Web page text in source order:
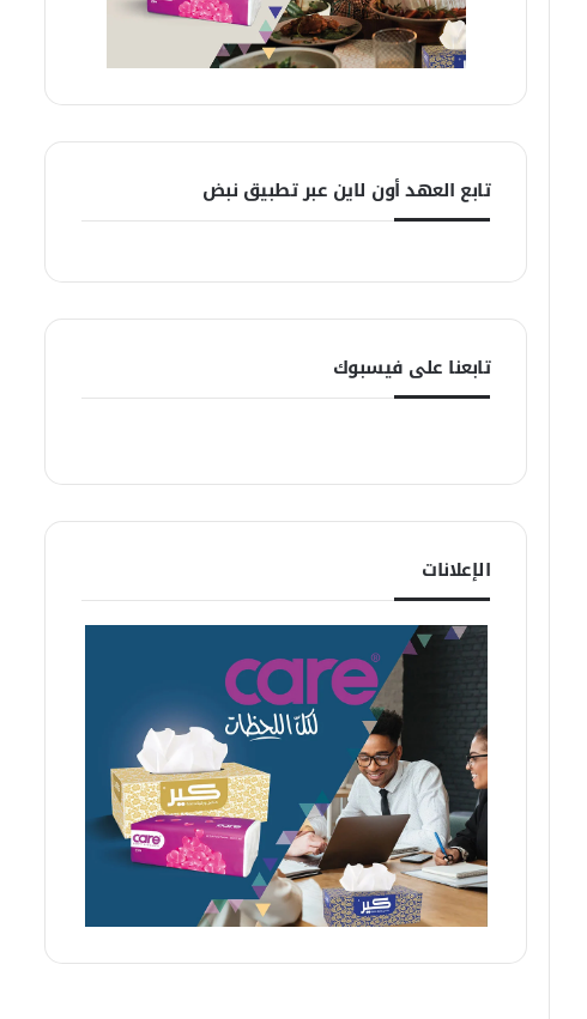
تابع العهد أون لاين عبر تطبيق نبض
تابعنا على فيسبوك
الإعلانات